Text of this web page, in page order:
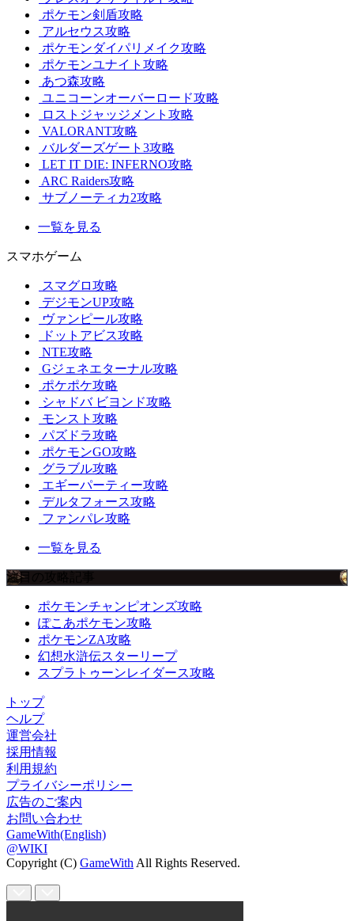
ポケモン剣盾攻略
アルセウス攻略
ポケモンダイパリメイク攻略
ポケモンユナイト攻略
あつ森攻略
ユニコーンオーバーロード攻略
ロストジャッジメント攻略
VALORANT攻略
バルダーズゲート3攻略
LET IT DIE: INFERNO攻略
ARC Raiders攻略
サブノーティカ2攻略
一覧を見る
スマホゲーム
スマグロ攻略
デジモンUP攻略
ヴァンピール攻略
ドットアビス攻略
NTE攻略
Gジェネエターナル攻略
ポケポケ攻略
シャドバ ビヨンド攻略
モンスト攻略
パズドラ攻略
ポケモンGO攻略
グラブル攻略
エギーパーティー攻略
デルタフォース攻略
ファンパレ攻略
一覧を見る
注目の攻略記事
ポケモンチャンピオンズ攻略
ぽこあポケモン攻略
ポケモンZA攻略
幻想水滸伝スターリープ
スプラトゥーンレイダース攻略
トップ
ヘルプ
運営会社
採用情報
利用規約
プライバシーポリシー
広告のご案内
お問い合わせ
GameWith(English)
@WIKI
Copyright (C) GameWith All Rights Reserved.